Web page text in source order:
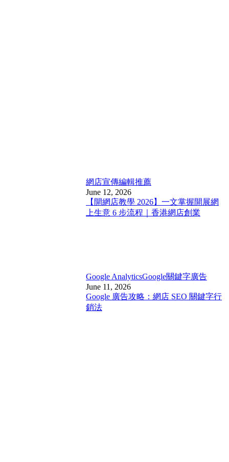
網店宣傳編輯推薦
June 12, 2026
【開網店教學 2026】一文掌握開展網
上生意 6 步流程｜香港網店創業
Google AnalyticsGoogle關鍵字廣告
June 11, 2026
Google 廣告攻略：網店 SEO 關鍵字行
銷法